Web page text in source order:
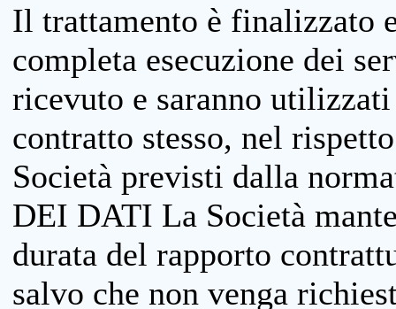
Il trattamento è finalizzato
completa esecuzione dei
ricevuto e saranno
contratto stesso, nel
Società previsti dalla
DEI DATI La Società
durata del rapporto
salvo che non venga